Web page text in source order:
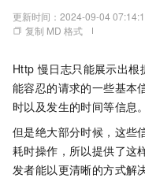
更新时间： 2024-09-04
复制 MD 格式
Http 慢日志只能展示出
能容忍的请求的一些基本
时以及发生的时间等信息。
但是绝大部分时候，这些
耗时操作，所以提供了这
发者能以更清晰的方式解